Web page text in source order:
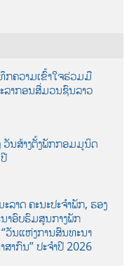
ຄວາມເຂົ້າໃຈຮ່ວມມື
ລາກອນສື່ມວນຊົນລາວ
ວັນສ້າງຕັ້ງພັກກອມມູນິດ
ລາດ ຄະນະປະຈໍາພັກ, ຮອງ
າອົບຮົມສູນກາງພັກ
ວັນແຫ່ງການສົນທະນາ
ສາກົນ” ປະຈຳປີ 2026